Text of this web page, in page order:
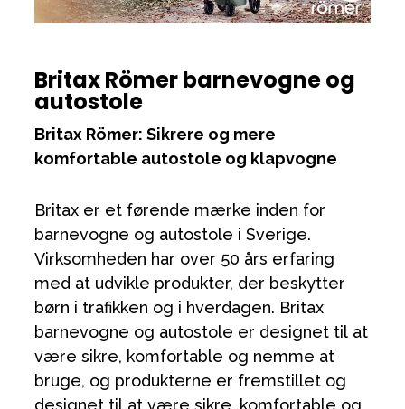
Britax Römer barnevogne og
autostole
Britax Römer: Sikrere og mere
komfortable autostole og klapvogne
Britax er et førende mærke inden for
barnevogne og autostole i Sverige.
Virksomheden har over 50 års erfaring
med at udvikle produkter, der beskytter
børn i trafikken og i hverdagen. Britax
barnevogne og autostole er designet til at
være sikre, komfortable og nemme at
bruge, og produkterne er fremstillet og
designet til at være sikre, komfortable og